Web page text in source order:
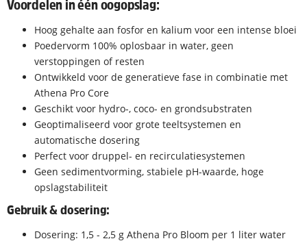
Voordelen in één oogopslag:
Hoog gehalte aan fosfor en kalium voor een intense bloei
Poedervorm 100% oplosbaar in water, geen
verstoppingen of resten
Ontwikkeld voor de generatieve fase in combinatie met
Athena Pro Core
Geschikt voor hydro-, coco- en grondsubstraten
Geoptimaliseerd voor grote teeltsystemen en
automatische dosering
Perfect voor druppel- en recirculatiesystemen
Geen sedimentvorming, stabiele pH-waarde, hoge
opslagstabiliteit
Gebruik & dosering:
Dosering: 1,5 - 2,5 g Athena Pro Bloom per 1 liter water